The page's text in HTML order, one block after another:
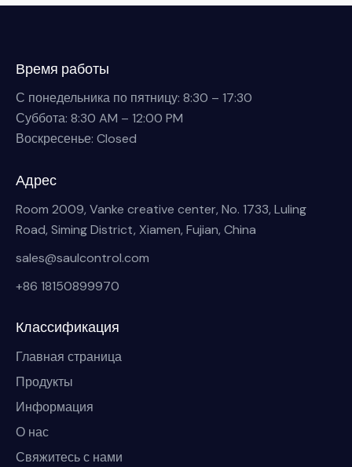
Время работы
С понедельника по пятницу: 8:30 – 17:30
Суббота: 8:30 AM – 12:00 PM
Воскресенье: Closed
Адрес
Room 2009, Vanke creative center, No. 1733, Luling
Road, Siming District, Xiamen, Fujian, China
sales@saulcontrol.com
+86 18150899970
Классификация
Главная страница
Продукты
Информация
О нас
Свяжитесь с нами